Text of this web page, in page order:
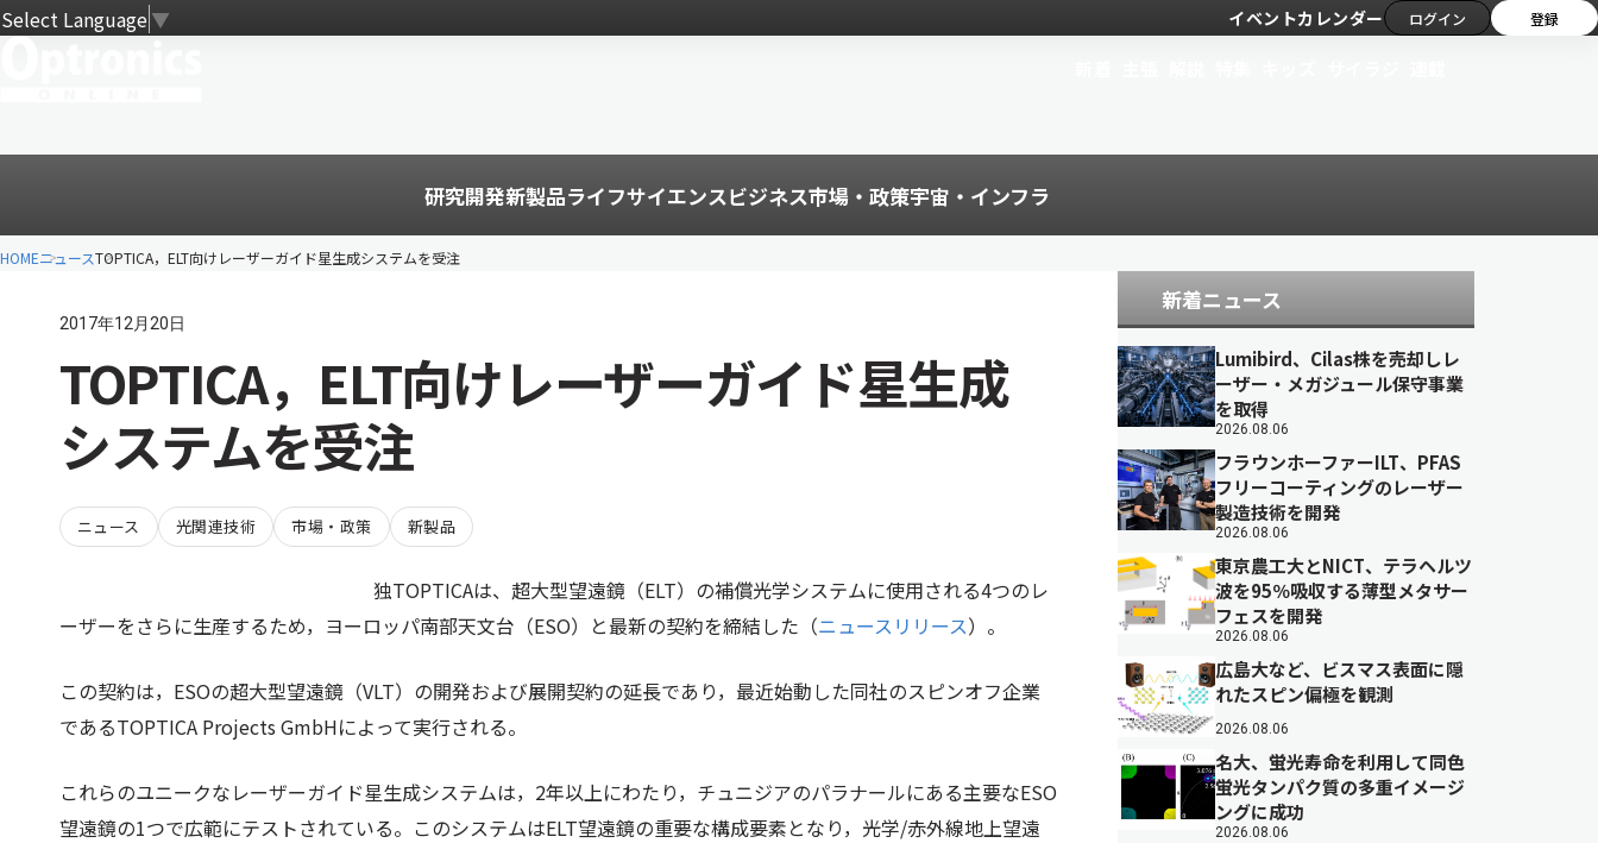
Select Language▼ イベントカレンダー ログイン 登録
研究開発新製品ライフサイエンスビジネス市場・政策宇宙・インフラ
HOMEニュースTOPTICA，ELT向けレーザーガイド星生成システムを受注
2017年12月20日
TOPTICA，ELT向けレーザーガイド星生成
システムを受注
ニュース 光関連技術 市場・政策 新製品
独TOPTICAは、超大型望遠鏡（ELT）の補償光学システムに使用される4つのレ
ーザーをさらに生産するため，ヨーロッパ南部天文台（ESO）と最新の契約を締結した（ニュースリリース）。
この契約は，ESOの超大型望遠鏡（VLT）の開発および展開契約の延長であり，最近始動した同社のスピンオフ企業
であるTOPTICA Projects GmbHによって実行される。
これらのユニークなレーザーガイド星生成システムは，2年以上にわたり，チュニジアのパラナールにある主要なESO
望遠鏡の1つで広範にテストされている。このシステムはELT望遠鏡の重要な構成要素となり，光学/赤外線地上望遠
新着ニュース
Lumibird、Cilas株を売却しレ
ーザー・メガジュール保守事業
を取得
2026.08.06
フラウンホーファーILT、PFAS
フリーコーティングのレーザー
製造技術を開発
2026.08.06
東京農工大とNICT、テラヘルツ
波を95％吸収する薄型メタサー
フェスを開発
2026.08.06
広島大など、ビスマス表面に隠
れたスピン偏極を観測
2026.08.06
名大、蛍光寿命を利用して同色
蛍光タンパク質の多重イメージ
ングに成功
2026.08.06